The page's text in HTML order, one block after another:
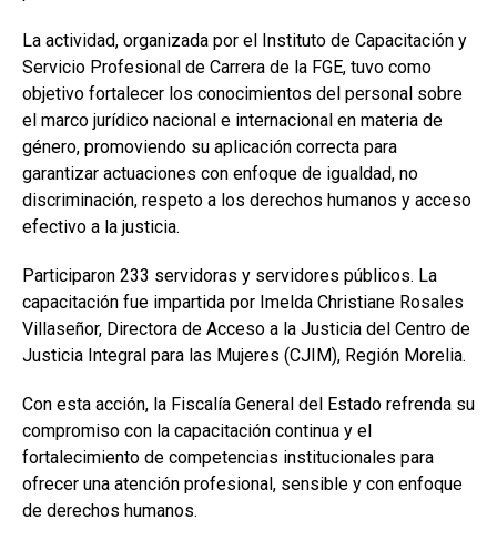
La actividad, organizada por el Instituto de Capacitación y
Servicio Profesional de Carrera de la FGE, tuvo como
objetivo fortalecer los conocimientos del personal sobre
el marco jurídico nacional e internacional en materia de
género, promoviendo su aplicación correcta para
garantizar actuaciones con enfoque de igualdad, no
discriminación, respeto a los derechos humanos y acceso
efectivo a la justicia.
Participaron 233 servidoras y servidores públicos. La
capacitación fue impartida por Imelda Christiane Rosales
Villaseñor, Directora de Acceso a la Justicia del Centro de
Justicia Integral para las Mujeres (CJIM), Región Morelia.
Con esta acción, la Fiscalía General del Estado refrenda su
compromiso con la capacitación continua y el
fortalecimiento de competencias institucionales para
ofrecer una atención profesional, sensible y con enfoque
de derechos humanos.